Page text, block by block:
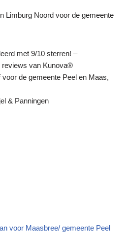
Limburg Noord voor de gemeente
met 9/10 sterren! –
van Kunova®
de gemeente Peel en Maas,
& Panningen
voor Maasbree/ gemeente Peel